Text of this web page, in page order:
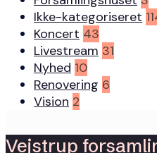
Ikke-kategoriseret
Koncert 43
Livestream 31
Nyhed 10
Renovering 6
Vision 2
Vejstrup